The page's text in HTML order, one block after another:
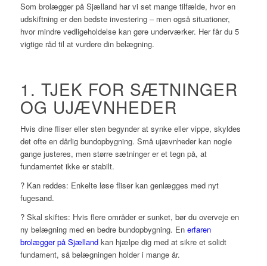
Som brolægger på Sjælland har vi set mange tilfælde, hvor en
udskiftning er den bedste investering – men også situationer,
hvor mindre vedligeholdelse kan gøre underværker. Her får du 5
vigtige råd til at vurdere din belægning.
1. TJEK FOR SÆTNINGER
OG UJÆVNHEDER
Hvis dine fliser eller sten begynder at synke eller vippe, skyldes
det ofte en dårlig bundopbygning. Små ujævnheder kan nogle
gange justeres, men større sætninger er et tegn på, at
fundamentet ikke er stabilt.
? Kan reddes: Enkelte løse fliser kan genlægges med nyt
fugesand.
? Skal skiftes: Hvis flere områder er sunket, bør du overveje en
ny belægning med en bedre bundopbygning. En erfaren
brolægger på Sjællandkan hjælpe dig med at sikre et solidt
fundament, så belægningen holder i mange år.